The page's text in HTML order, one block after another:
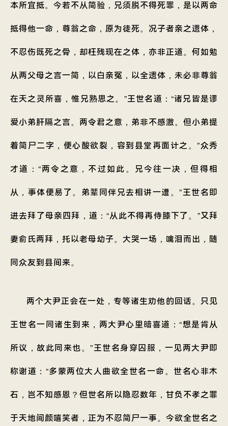
本所宜抵。今若不从简验，兄须脱不得死罪，是以两命
抵得他一命，尊翁之命，原为徒死。况子者亲之遗体，
不忍伤既死之骨，却枉残现在之体，亦非正道。何如勉
从两父母之言一简，以白亲冤，以全遗体，未必非尊翁
在天之灵所喜，惟兄熟思之。”王世名道：“诸兄皆是谬
爱小弟肝隔之言。两令君之意，弟非不感激。但小弟提
着简尸二字，便心酸欲裂，容到县堂再面计之。”众秀
才道：“两令之意，不过如此。兄今往一决，但得相
从，事体便易了。弟辈同伴兄去相讲一遭。”王世名即
进去拜了母亲四拜，道：“从此不得再侍膝下了。”又拜
妻俞氏两拜，托以老母幼子。大哭一场，噙泪而出，随
同众友到县间来。
两个大尹正会在一处，专等诸生劝他的回话。只见
王世名一同诸生到来，两大尹心里暗喜道：“想是肯从
所议，故此同来也。”王世名身穿囚服，一见两大尹即
称谢道：“多蒙两位大人曲欲全世名一命。世名心非木
石，岂不知感恩？但世名所以隐忍数年，甘负不孝之罪
于天地间颜嘻笑者，正为不忍简尸一事。今欲全世名之